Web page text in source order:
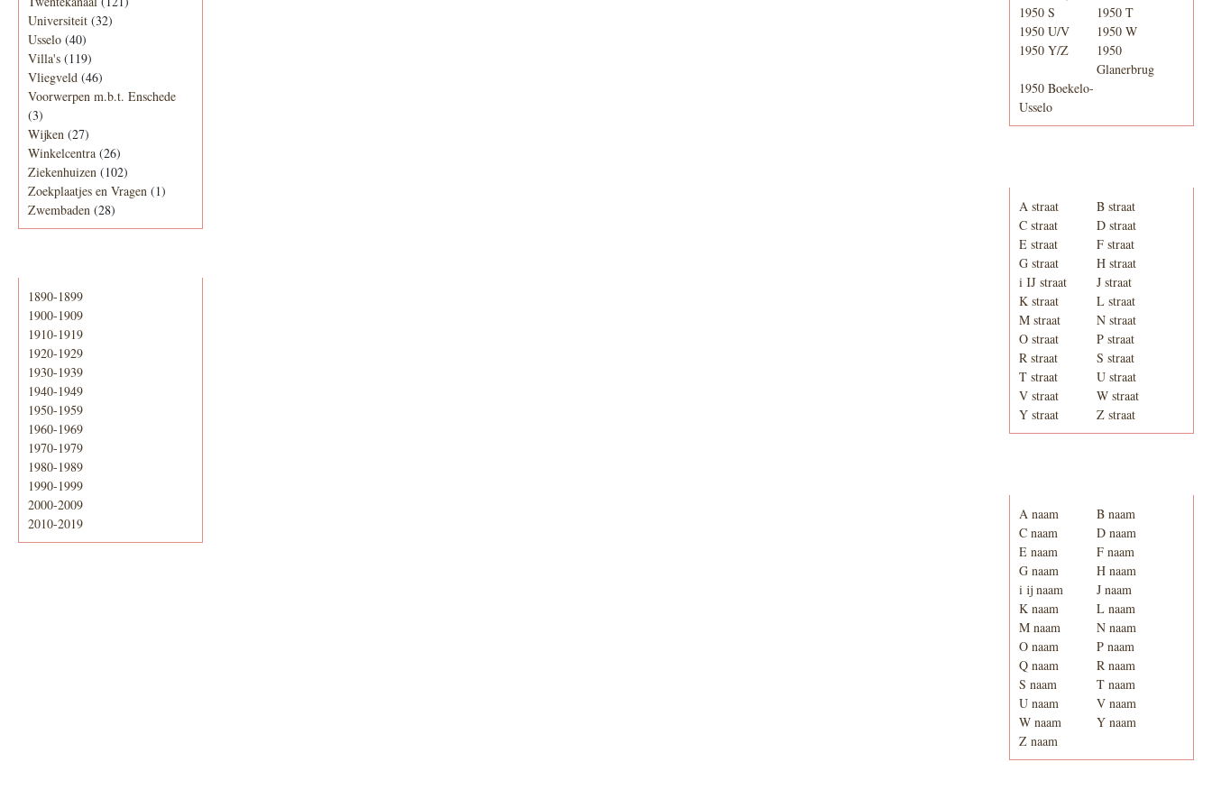
Universiteit (32)
Usselo (40)
Villa's (119)
Vliegveld (46)
Voorwerpen m.b.t. Enschede
(3)
Wijken (27)
Winkelcentra (26)
Ziekenhuizen (102)
Zoekplaatjes en Vragen (1)
Zwembaden (28)
1890-1899
1900-1909
1910-1919
1920-1929
1930-1939
1940-1949
1950-1959
1960-1969
1970-1979
1980-1989
1990-1999
2000-2009
2010-2019
1950 S
1950 T
1950 U/V
1950 W
1950 Y/Z
1950
Glanerbrug
1950 Boekelo-
Usselo
A straat
B straat
C straat
D straat
E straat
F straat
G straat
H straat
i IJ straat
J straat
K straat
L straat
M straat
N straat
O straat
P straat
R straat
S straat
T straat
U straat
V straat
W straat
Y straat
Z straat
A naam
B naam
C naam
D naam
E naam
F naam
G naam
H naam
i ij naam
J naam
K naam
L naam
M naam
N naam
O naam
P naam
Q naam
R naam
S naam
T naam
U naam
V naam
W naam
Y naam
Z naam